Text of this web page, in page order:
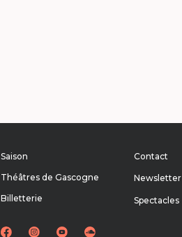
Saison
Théâtres de Gascogne
Billetterie
Contact
Newsletter
Spectacles